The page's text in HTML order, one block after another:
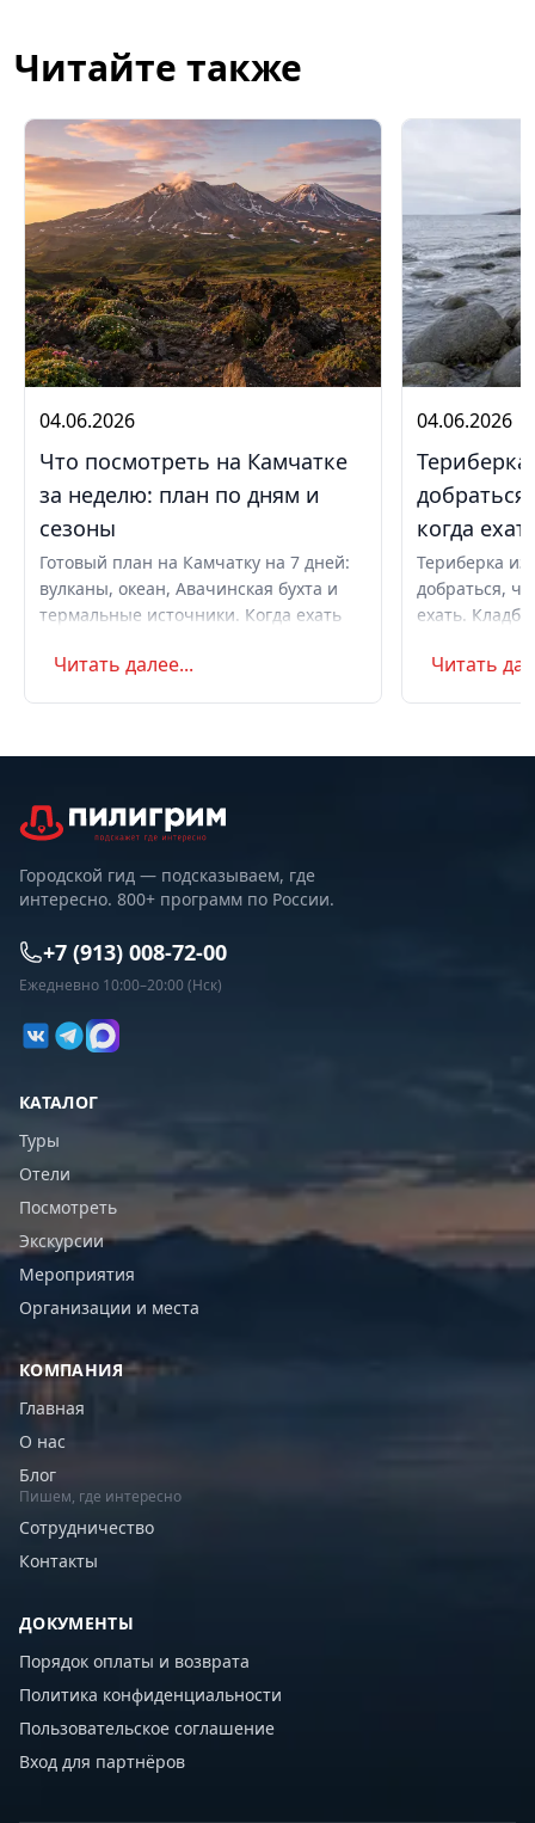
Читайте также
04.06.2026
Что посмотреть на Камчатке
за неделю: план по дням и
сезоны
Готовый план на Камчатку на 7 дней:
вулканы, океан, Авачинская бухта и
термальные источники. Когда ехать
самостоятельно или с туром.
Читать далее...
04.06.2026
когда
Териберка
добраться,
ехать.
Маршрут на
Читать
Городской гид — подсказываем, где
интересно. 800+ программ по России.
+7 (913) 008-72-00
Ежедневно 10:00–20:00 (Нск)
КАТАЛОГ
Туры
Отели
Посмотреть
Экскурсии
Мероприятия
Организации и места
КОМПАНИЯ
Главная
О нас
Блог
Пишем, где интересно
Сотрудничество
Контакты
ДОКУМЕНТЫ
Порядок оплаты и возврата
Политика конфиденциальности
Пользовательское соглашение
Вход для партнёров